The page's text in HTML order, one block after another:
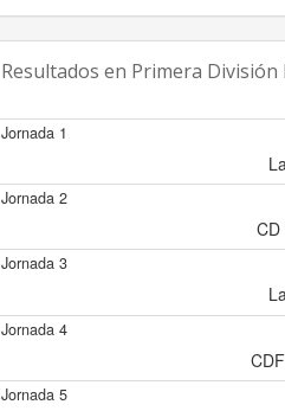
Resultados en Primera División
Jornada 1
Jornada 2
CD
Jornada 3
Jornada 4
Jornada 5